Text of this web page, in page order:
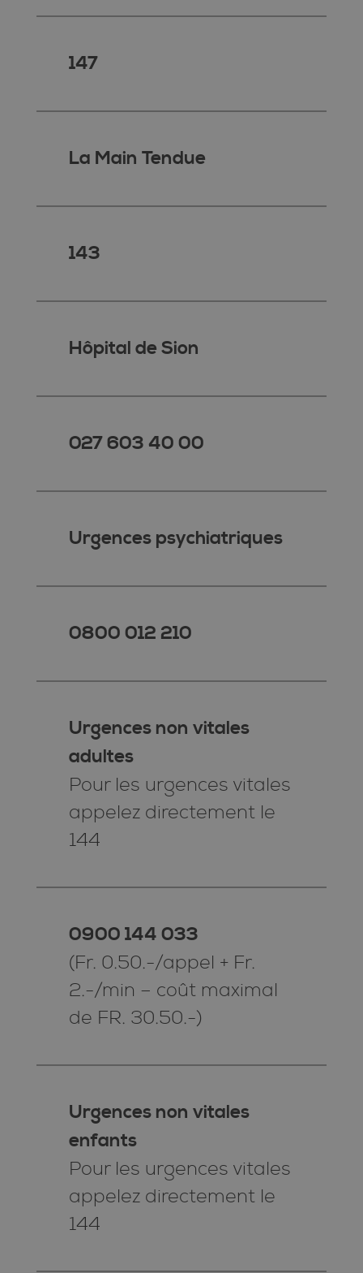
147
La Main Tendue
143
Hôpital de Sion
027 603 40 00
Urgences psychiatriques
0800 012 210
Urgences non vitales
adultes
Pour les urgences vitales
appelez directement le
144
0900 144 033
(Fr. 0.50.-/appel + Fr.
2.-/min – coût maximal
de FR. 30.50.-)
Urgences non vitales
enfants
Pour les urgences vitales
appelez directement le
144